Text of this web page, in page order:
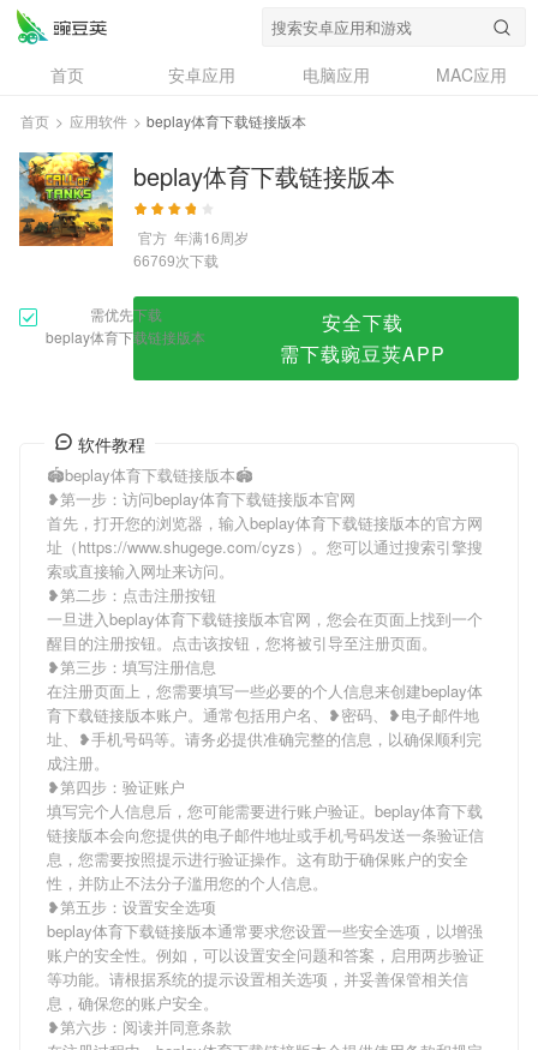
beplay体育下载链接版本
首页 安卓应用 电脑应用
MAC应用
资讯
专题
问答
首页 > 应用软件 > beplay体育下载链接版本
beplay体育下载链接版本
官方 年满16周岁
66769次下载
需优先下载
beplay体育下载链接版本
安全下载
需下载豌豆荚APP
软件教程
🏟beplay体育下载链接版本🏟
❥第一步：访问beplay体育下载链接版本官网
首先，打开您的浏览器，输入beplay体育下载链接版本的官方网
址（https://www.shugege.com/cyzs）。您可以通过搜索引擎搜
索或直接输入网址来访问。
❥第二步：点击注册按钮
一旦进入beplay体育下载链接版本官网，您会在页面上找到一个
醒目的注册按钮。点击该按钮，您将被引导至注册页面。
❥第三步：填写注册信息
在注册页面上，您需要填写一些必要的个人信息来创建beplay体
育下载链接版本账户。通常包括用户名、❥密码、❥电子邮件地
址、❥手机号码等。请务必提供准确完整的信息，以确保顺利完
成注册。
❥第四步：验证账户
填写完个人信息后，您可能需要进行账户验证。beplay体育下载
链接版本会向您提供的电子邮件地址或手机号码发送一条验证信
息，您需要按照提示进行验证操作。这有助于确保账户的安全
性，并防止不法分子滥用您的个人信息。
❥第五步：设置安全选项
beplay体育下载链接版本通常要求您设置一些安全选项，以增强
账户的安全性。例如，可以设置安全问题和答案，启用两步验证
等功能。请根据系统的提示设置相关选项，并妥善保管相关信
息，确保您的账户安全。
❥第六步：阅读并同意条款